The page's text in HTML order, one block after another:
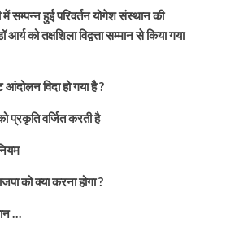
में सम्पन्न हुई परिवर्तन योगेश संस्थान की
को तक्षशिला विद्वत्ता सम्मान से किया गया
विदा हो गया है ?
प्रकृति वर्जित करती है
को क्या करना होगा ?
…